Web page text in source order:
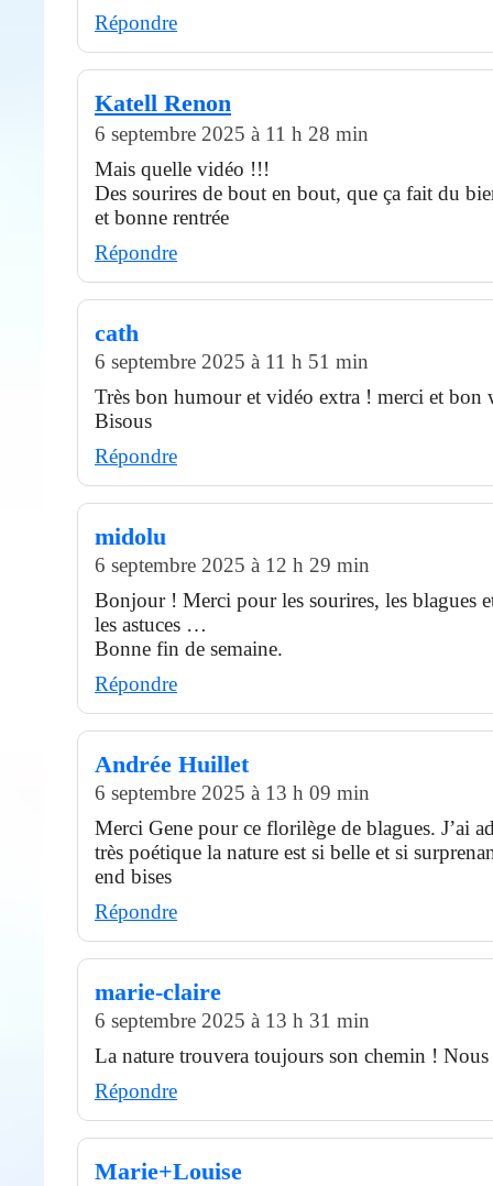
Répondre
Katell Renon
6 septembre 2025 à 11 h 28 min
Mais quelle vidéo !!!
Des sourires de bout en bout, que ça fait du
et bonne rentrée
Répondre
cath
6 septembre 2025 à 11 h 51 min
Très bon humour et vidéo extra ! merci et bon
Bisous
Répondre
midolu
6 septembre 2025 à 12 h 29 min
Bonjour ! Merci pour les sourires, les blagues
les astuces …
Bonne fin de semaine.
Répondre
Andrée Huillet
6 septembre 2025 à 13 h 09 min
Merci Gene pour ce florilège de blagues. J’ai
très poétique la nature est si belle et si
end bises
Répondre
marie-claire
6 septembre 2025 à 13 h 31 min
La nature trouvera toujours son chemin !
Répondre
Marie+Louise